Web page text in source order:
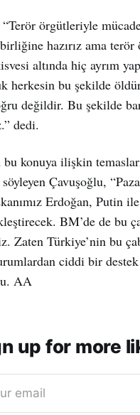
örgütleriyle
hazırız ama terör
altında hiç ayrım
herkesin bu şekilde
değildir. Bu şekilde
dedi.
konuya ilişkin
Çavuşoğlu,
Erdoğan, Putin
BM’de de bu
Zaten Türkiye’nin bu
ciddi bir
AA
up for more
email